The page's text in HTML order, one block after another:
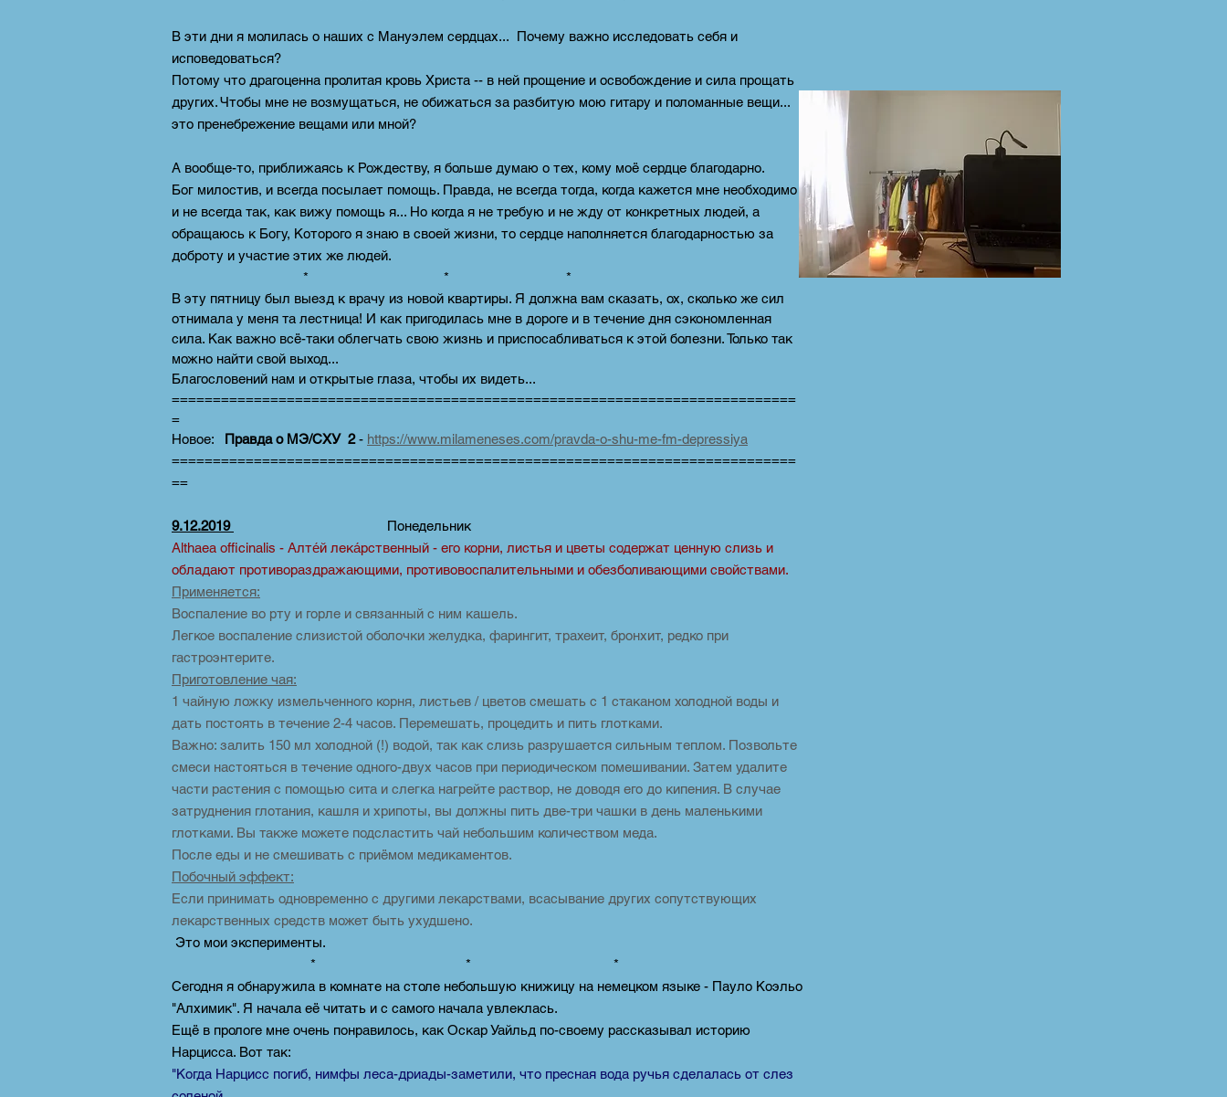
В эти дни я молилась о наших с Мануэлем сердцах... Почему важно исследовать себя и
исповедоваться?
Потому что драгоценна пролитая кровь Христа -- в ней прощение и освобождение и сила прощать
других. Чтобы мне не возмущаться, не обижаться за разбитую мою гитару и поломанные вещи...
это пренебрежение вещами или мной?
А вообще-то, приближаясь к Рождеству, я больше думаю о тех, кому моё сердце благодарно.
Бог милостив, и всегда посылает помощь. Правда, не всегда тогда, когда кажется мне необходимо
и не всегда так, как вижу помощь я... Но когда я не требую и не жду от конкретных людей, а
обращаюсь к Богу, Которого я знаю в своей жизни, то сердце наполняется благодарностью за
доброту и участие этих же людей.
* * *
В эту пятницу был выезд к врачу из новой квартиры. Я должна вам сказать, ох, сколько же сил
отнимала у меня та лестница! И как пригодилась мне в дороге и в течение дня сэкономленная
сила. Как важно всё-таки облегчать свою жизнь и приспосабливаться к этой болезни. Только так
можно найти свой выход...
Благословений нам и открытые глаза, чтобы их видеть...
============================================================================
=
Новое: Правда о МЭ/СХУ 2- https://www.milameneses.com/pravda-o-shu-me-fm-depressiya
============================================================================
==
9.12.2019
Понедельник
Althaea officinalis - Алте́й лека́рственный - его корни, листья и цветы содержат ценную слизь и
обладают противораздражающими, противовоспалительными и обезболивающими свойствами.
Применяется:
Воспаление во рту и горле и связанный с ним кашель.
Легкое воспаление слизистой оболочки желудка, фарингит, трахеит, бронхит, редко при
гастроэнтерите.
Приготовление чая:
1 чайную ложку измельченного корня, листьев / цветов смешать с 1 стаканом холодной воды и
дать постоять в течение 2-4 часов. Перемешать, процедить и пить глотками.
Важно: залить 150 мл холодной (!) водой, так как слизь разрушается сильным теплом. Позвольте
смеси настояться в течение одного-двух часов при периодическом помешивании. Затем удалите
части растения с помощью сита и слегка нагрейте раствор, не доводя его до кипения. В случае
затруднения глотания, кашля и хрипоты, вы должны пить две-три чашки в день маленькими
глотками. Вы также можете подсластить чай небольшим количеством меда.
После еды и не смешивать с приёмом медикаментов.
Побочный эффект:
Если принимать одновременно с другими лекарствами, всасывание других сопутствующих
лекарственных средств может быть ухудшено.
Это мои эксперименты.
* * *
Сегодня я обнаружила в комнате на столе небольшую книжицу на немецком языке - Пауло Коэльо
"Алхимик". Я начала её читать и с самого начала увлеклась.
Ещё в прологе мне очень понравилось, как Оскар Уайльд по-своему рассказывал историю
Нарцисса. Вот так:
"Когда Нарцисс погиб, нимфы леса-дриады-заметили, что пресная вода ручья сделалась от слез